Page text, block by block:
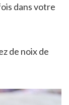
dans votre
de noix de